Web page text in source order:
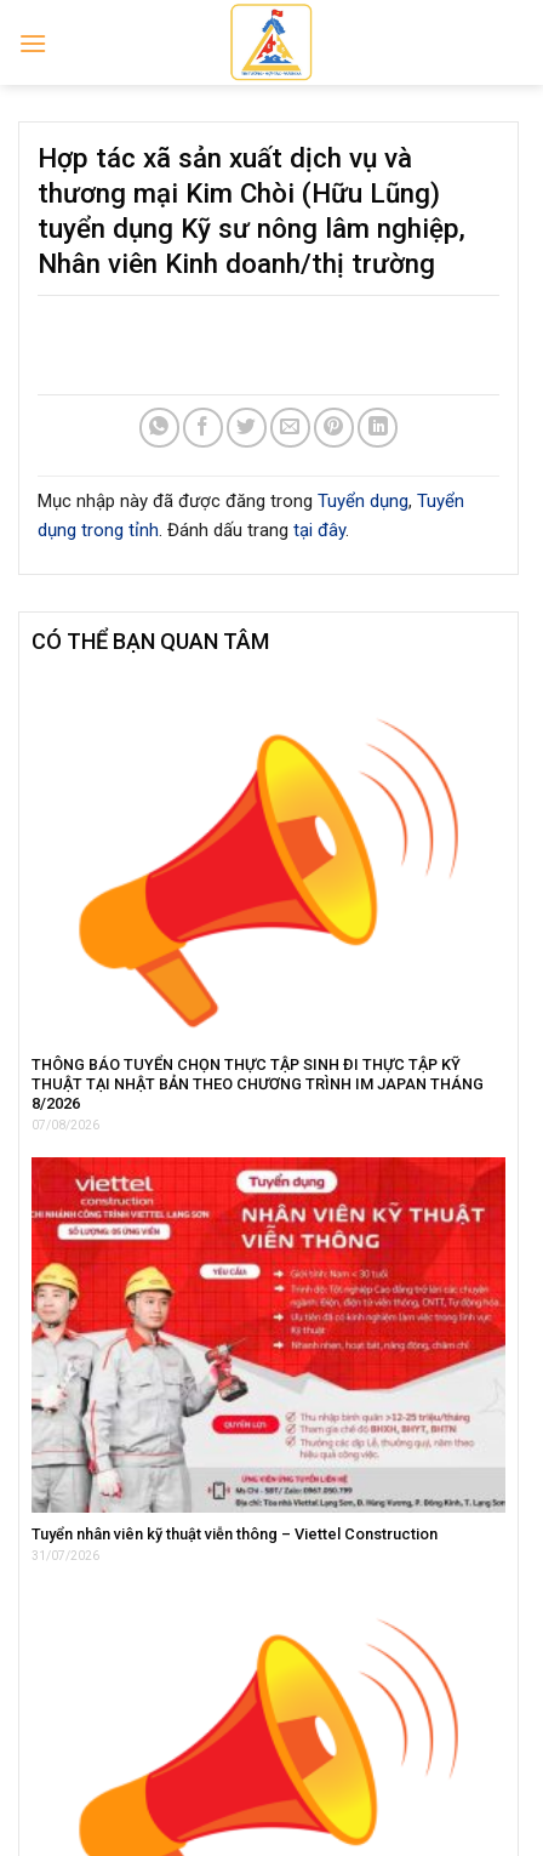
Hợp tác xã sản xuất dịch vụ và
thương mại Kim Chòi (Hữu Lũng)
tuyển dụng Kỹ sư nông lâm nghiệp,
Nhân viên Kinh doanh/thị trường
Mục nhập này đã được đăng trong Tuyển dụng, Tuyển
dụng trong tỉnh. Đánh dấu trang tại đây.
CÓ THỂ BẠN QUAN TÂM
THÔNG BÁO TUYỂN CHỌN THỰC TẬP SINH ĐI THỰC TẬP KỸ
THUẬT TẠI NHẬT BẢN THEO CHƯƠNG TRÌNH IM JAPAN THÁNG
8/2026
07/08/2026
Tuyển nhân viên kỹ thuật viễn thông – Viettel Construction
31/07/2026